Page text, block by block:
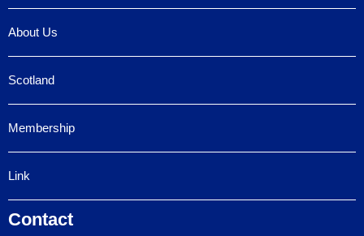
About Us
Scotland
Membership
Link
Contact